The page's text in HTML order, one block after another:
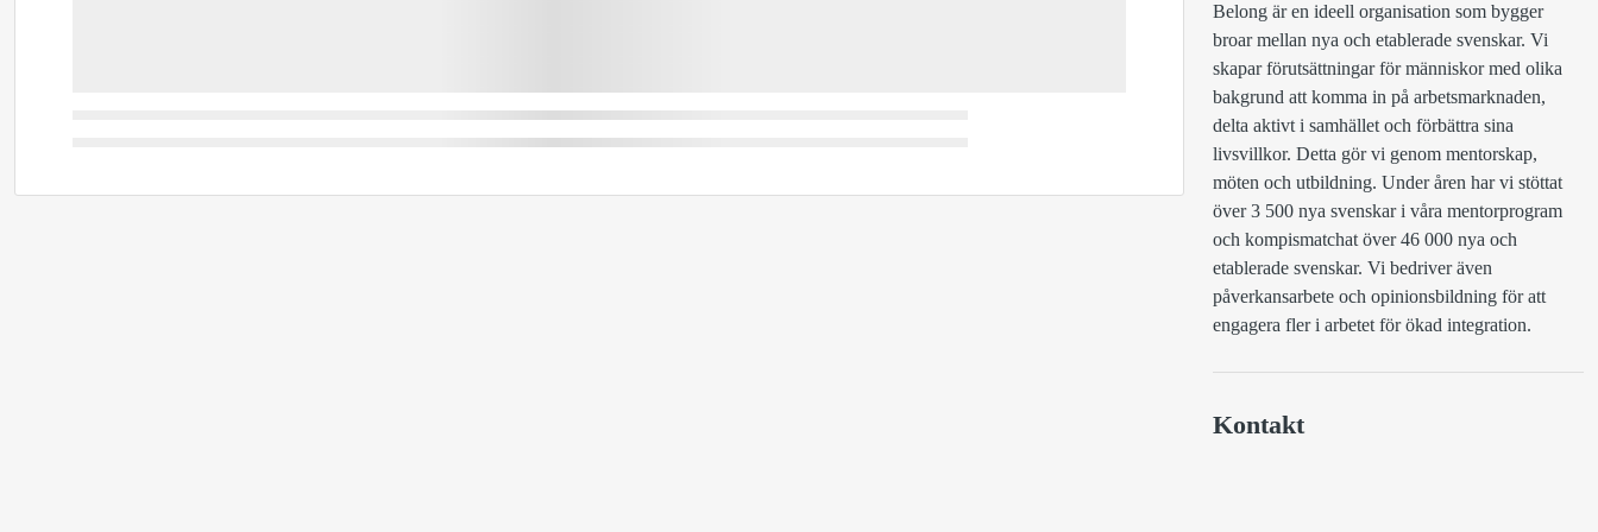
Belong är en ideell organisation som bygger
broar mellan nya och etablerade svenskar. Vi
skapar förutsättningar för människor med olika
bakgrund att komma in på arbetsmarknaden,
delta aktivt i samhället och förbättra sina
livsvillkor. Detta gör vi genom mentorskap,
möten och utbildning. Under åren har vi stöttat
över 3 500 nya svenskar i våra mentorprogram
och kompismatchat över 46 000 nya och
etablerade svenskar. Vi bedriver även
påverkansarbete och opinionsbildning för att
engagera fler i arbetet för ökad integration.
Kontakt